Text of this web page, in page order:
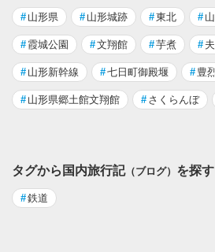
# 山形県 # 山形城跡 #東北 #
# 霞城公園 #文翔館 #芋煮 #
# 山形新幹線 #七日町御殿堰 # 豊
# 山形県郷土館文翔館 # さくらんぼ
タグから国内旅行記（ブログ） を探す
#鉄道